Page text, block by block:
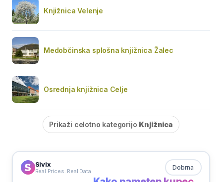
Knjižnica Velenje
Medobčinska splošna knjižnica Žalec
Osrednja knjižnica Celje
Prikaži celotno kategorijo Knjižnica
Sivix
Real Prices. Real Data Dobrna